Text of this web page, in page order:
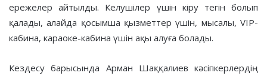
ережелер айтылды. Келушілер үшін кіру тегін болып
қалады, алайда қосымша қызметтер үшін, мысалы, VIP-
кабина, караоке-кабина үшін ақы алуға болады.
Кездесу барысында Арман Шаққалиев кәсіпкерлердің